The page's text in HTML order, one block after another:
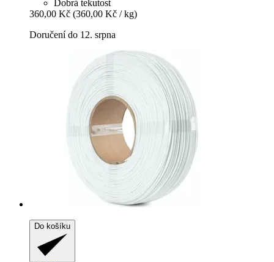
Dobrá tekutost
360,00 Kč (360,00 Kč / kg)
Doručení do 12. srpna
Do košíku